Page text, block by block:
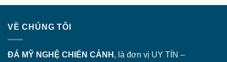
VỀ CHÚNG TÔI
ĐÁ MỸ NGHỆ CHIẾN CẢNH , là đơn vị UY TÍN –